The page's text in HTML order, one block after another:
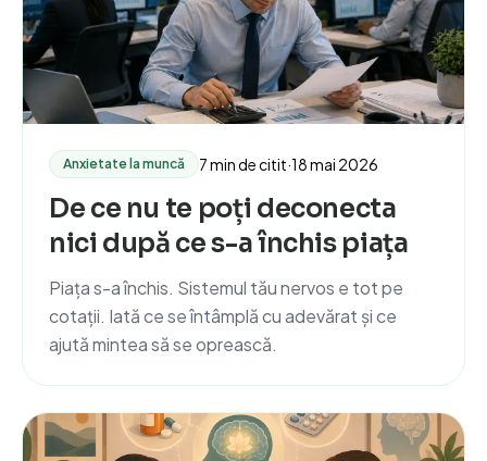
Anxietate la muncă 7 min de citit·18 mai 2026
De ce nu te poți deconecta
nici după ce s-a închis piața
Piața s-a închis. Sistemul tău nervos e tot pe
cotații. Iată ce se întâmplă cu adevărat și ce
ajută mintea să se oprească.